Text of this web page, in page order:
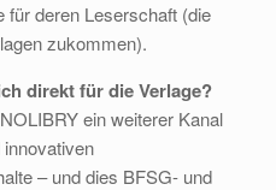
für deren Leserschaft (die
zukommen).
direkt für die Verlage?
ein weiterer Kanal
– und dies BFSG- und